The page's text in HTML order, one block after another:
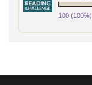
100 (100%)